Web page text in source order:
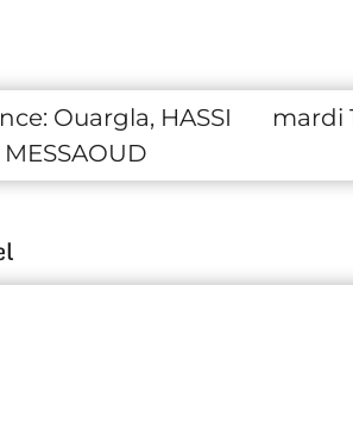
Ouargla, HASSI
MESSAOUD
mardi